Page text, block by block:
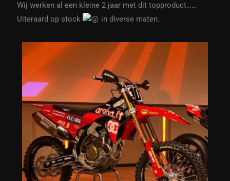
Wij werken al een kleine 2 jaar met dit topproduct……
Uiteraard op stock
in diverse maten.